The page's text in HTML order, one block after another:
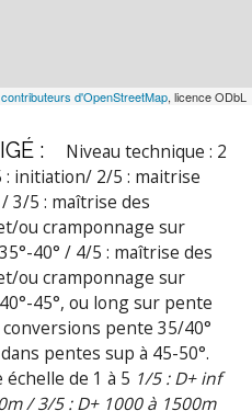
d'OpenStreetMap, licence ODbL
:
Niveau technique : 2
: initiation/ 2/5 : maitrise
3/5 : maîtrise des
ou cramponnage sur
40° / 4/5 : maîtrise des
ou cramponnage sur
45°, ou long sur pente
pente 35/40°
pentes sup à 45-50°.
de 1 à 5 1/5 : D+ inf
/ 3/5 : D+ 1000 à 1500m